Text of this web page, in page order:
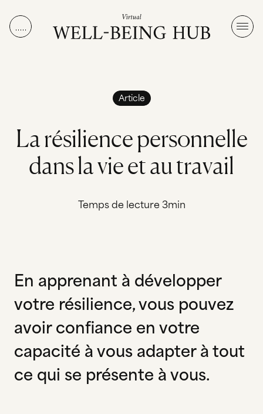
Article
Larésiliencepersonnelle
danslavieetautravail
Temps de lecture 3min
En apprenant à développer
votre résilience, vous pouvez
avoir confiance en votre
capacité à vous adapter à tout
ce qui se présente à vous.